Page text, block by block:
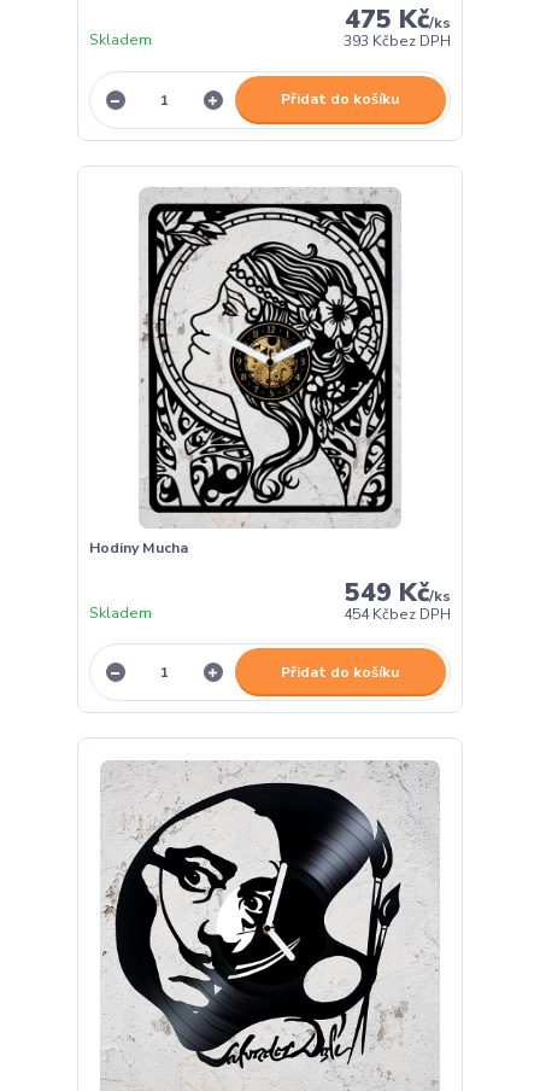
475 Kč/ks
393 Kčbez DPH
Skladem
Přidat do košíku
Hodiny Mucha
549 Kč/ks
454 Kčbez DPH
Skladem
Přidat do košíku